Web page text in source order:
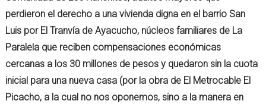
perdieron el derecho a una vivienda digna en el barrio San
Luis por El Tranvía de Ayacucho, núcleos familiares de La
Paralela que reciben compensaciones económicas
cercanas a los 30 millones de pesos y quedaron sin la cuota
inicial para una nueva casa (por la obra de El Metrocable El
Picacho, a la cual no nos oponemos, sino a la manera en